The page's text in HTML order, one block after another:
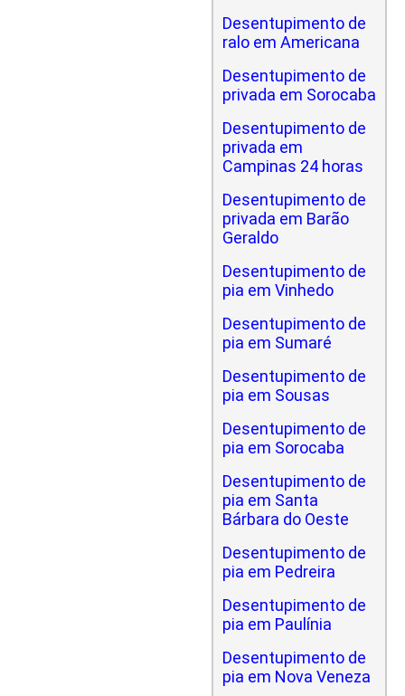
Desentupimento de
ralo em Americana
Desentupimento de
privada em Sorocaba
Desentupimento de
privada em
Campinas 24 horas
Desentupimento de
privada em Barão
Geraldo
Desentupimento de
pia em Vinhedo
Desentupimento de
pia em Sumaré
Desentupimento de
pia em Sousas
Desentupimento de
pia em Sorocaba
Desentupimento de
pia em Santa
Bárbara do Oeste
Desentupimento de
pia em Pedreira
Desentupimento de
pia em Paulínia
Desentupimento de
pia em Nova Veneza